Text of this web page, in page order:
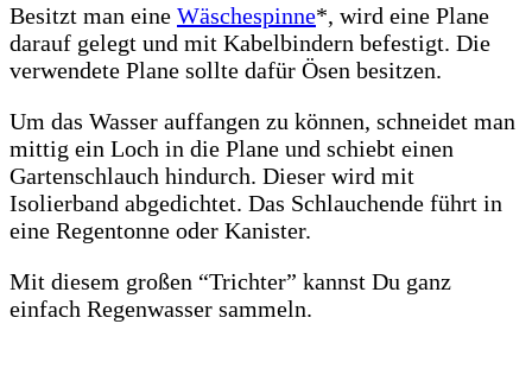
Besitzt man eine Wäschespinne*, wird eine Plane
darauf gelegt und mit Kabelbindern befestigt. Die
verwendete Plane sollte dafür Ösen besitzen.
Um das Wasser auffangen zu können, schneidet man
mittig ein Loch in die Plane und schiebt einen
Gartenschlauch hindurch. Dieser wird mit
Isolierband abgedichtet. Das Schlauchende führt in
eine Regentonne oder Kanister.
Mit diesem großen “Trichter” kannst Du ganz
einfach Regenwasser sammeln.